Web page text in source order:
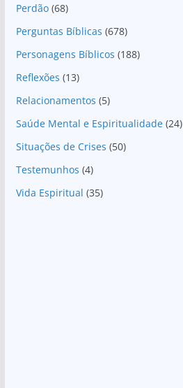
Perdão(68)
Perguntas Bíblicas (678)
Personagens Bíblicos (188)
Reflexões (13)
Relacionamentos (5)
Saúde Mental e Espiritualidade(24)
Situações de Crises (50)
Testemunhos (4)
Vida Espiritual (35)